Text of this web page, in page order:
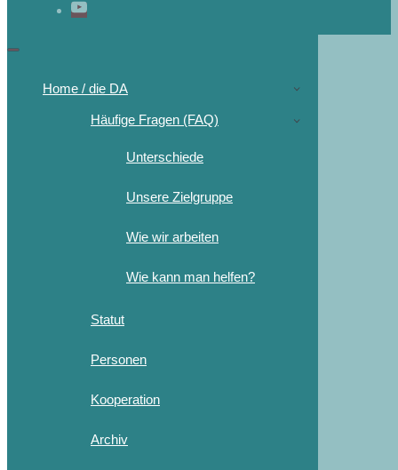
Home / die DA
Häufige Fragen (FAQ)
Unterschiede
Unsere Zielgruppe
Wie wir arbeiten
Wie kann man helfen?
Statut
Personen
Kooperation
Archiv